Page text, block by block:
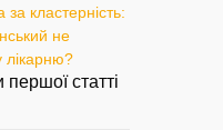
за кластерність:
не
лікарню?
статті